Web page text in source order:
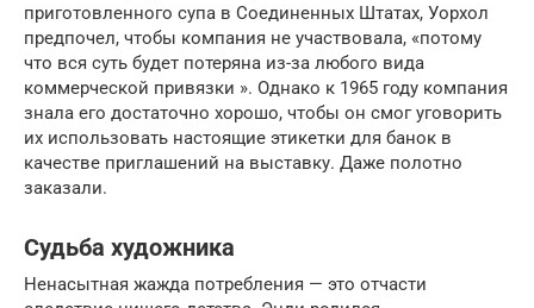
приготовленного супа в Соединенных Штатах, Уорхол
предпочел, чтобы компания не участвовала, «потому
что вся суть будет потеряна из-за любого вида
коммерческой привязки ». Однако к 1965 году компания
знала его достаточно хорошо, чтобы он смог уговорить
их использовать настоящие этикетки для банок в
качестве приглашений на выставку. Даже полотно
заказали.
Судьба художника
Ненасытная жажда потребления — это отчасти